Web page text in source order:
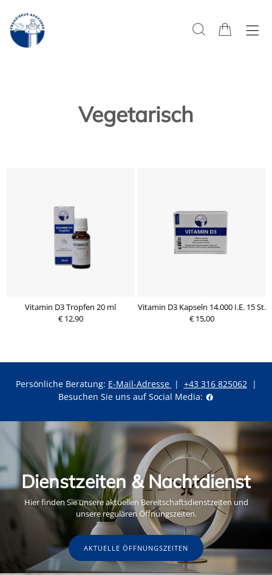
Vegetarisch
Vitamin D3 Tropfen 20 ml
€ 12,90
Vitamin D3 Kapseln 14.000 I.E. 15 St.
€ 15,00
Persönliche Beratung: E-Mail-Adresse | +43 316 825062|
Besuchen Sie uns auf Social Media:
Dienstzeiten & Nachtdienst
Hier finden Sie unsere aktuellen Bereitschaftsdienstzeiten und
unsere regulären Öffnungszeiten.
AKTUELLE ÖFFNUNGSZEITEN